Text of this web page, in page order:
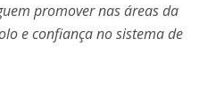
promover nas áreas da
e confiança no sistema de